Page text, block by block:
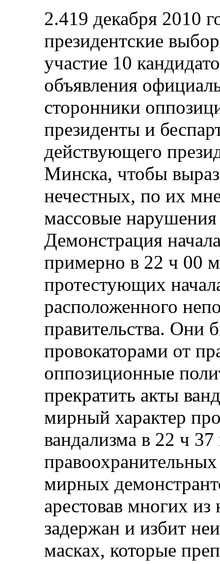
2.419 декабря 2010
президентские
участие 10
объявления
сторонники
президенты и
действующего
Минска, чтобы
нечестных, по их
массовые
Демонстрация
примерно в 22 ч 00
протестующих
расположенного
правительства. Они
провокаторами от
оппозиционные
прекратить акты
мирный характер
вандализма в 22 ч
мирных
арестовав многих
задержан и избит
масках, которые